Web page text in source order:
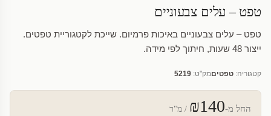
טפט – עלים צבעוניים
טפט – עלים צבעוניים באיכות פרמיום. שייכת לקטגוריית טפטים.
ייצור 48 שעות, חיתוך לפי מידה.
קטגוריה: טפטיםמק"ט: 5219
החל מ-₪140 / מ"ר